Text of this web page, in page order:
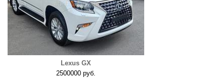
Lexus GX
2500000 руб.